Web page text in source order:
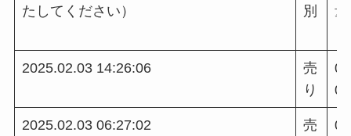
たしてください）
別
量
2025.02.03 14:26:06
売
り
0.
06
2025.02.03 06:27:02
売
0.